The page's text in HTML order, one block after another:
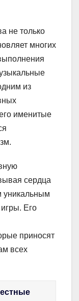
не только
многих
из
именитые
сердца
уникальным
Его
приносят
всех